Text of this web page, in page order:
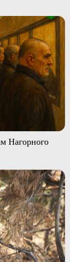
Нагорного